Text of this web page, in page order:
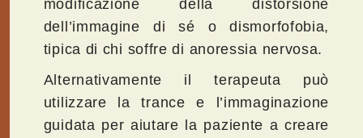
modificazione della distorsione
dell’immagine di sé o dismorfofobia,
tipica di chi soffre di anoressia nervosa.
Alternativamente il terapeuta può
utilizzare la trance e l’immaginazione
guidata per aiutare la paziente a creare